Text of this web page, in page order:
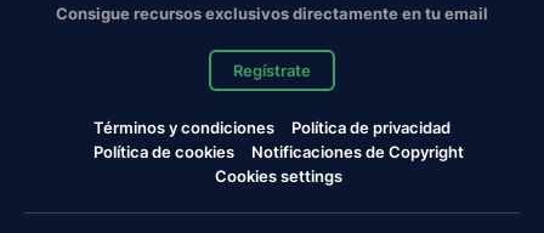
Consigue recursos exclusivos directamente en tu email
Regístrate
Términos y condiciones
Política de privacidad
Política de cookies
Notificaciones de Copyright
Cookies settings